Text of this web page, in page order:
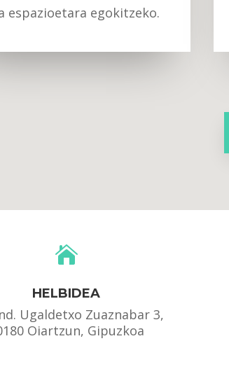
espazioetara egokitzeko.

HELBIDEA
Ugaldetxo Zuaznabar 3,
Oiartzun, Gipuzkoa